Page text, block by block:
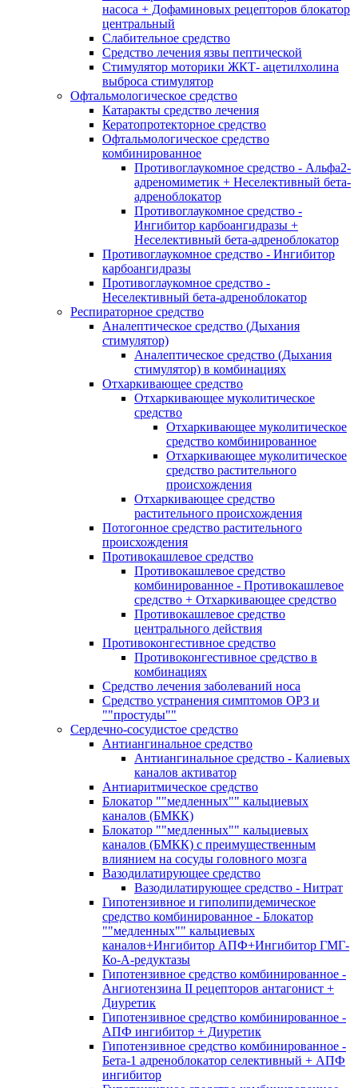
насоса + Дофаминовых рецепторов блокатор
центральный
Слабительное средство
Средство лечения язвы пептической
Стимулятор моторики ЖКТ- ацетилхолина
выброса стимулятор
Офтальмологическое средство
Катаракты средство лечения
Кератопротекторное средство
Офтальмологическое средство
комбинированное
Противоглаукомное средство - Альфа2-
адреномиметик + Неселективный бета-
адреноблокатор
Противоглаукомное средство -
Ингибитор карбоангидразы +
Неселективный бета-адреноблокатор
Противоглаукомное средство - Ингибитор
карбоангидразы
Противоглаукомное средство -
Неселективный бета-адреноблокатор
Респираторное средство
Аналептическое средство (Дыхания
стимулятор)
Аналептическое средство (Дыхания
стимулятор) в комбинациях
Отхаркивающее средство
Отхаркивающее муколитическое
средство
Отхаркивающее муколитическое
средство комбинированное
Отхаркивающее муколитическое
средство растительного
происхождения
Отхаркивающее средство
растительного происхождения
Потогонное средство растительного
происхождения
Противокашлевое средство
Противокашлевое средство
комбинированное - Противокашлевое
средство + Отхаркивающее средство
Противокашлевое средство
центрального действия
Противоконгестивное средство
Противоконгестивное средство в
комбинациях
Средство лечения заболеваний носа
Средство устранения симптомов ОРЗ и
""простуды""
Сердечно-сосудистое средство
Антиангинальное средство
Антиангинальное средство - Калиевых
каналов активатор
Антиаритмическое средство
Блокатор ""медленных"" кальциевых
каналов (БМКК)
Блокатор ""медленных"" кальциевых
каналов (БМКК) с преимущественным
влиянием на сосуды головного мозга
Вазодилатирующее средство
Вазодилатирующее средство - Нитрат
Гипотензивное и гиполипидемическое
средство комбинированное - Блокатор
""медленных"" кальциевых
каналов+Ингибитор АПФ+Ингибитор ГМГ-
Ко-А-редуктазы
Гипотензивное средство комбинированное -
Ангиотензина II рецепторов антагонист +
Диуретик
Гипотензивное средство комбинированное -
АПФ ингибитор + Диуретик
Гипотензивное средство комбинированное -
Бета-1 адреноблокатор селективный + АПФ
ингибитор